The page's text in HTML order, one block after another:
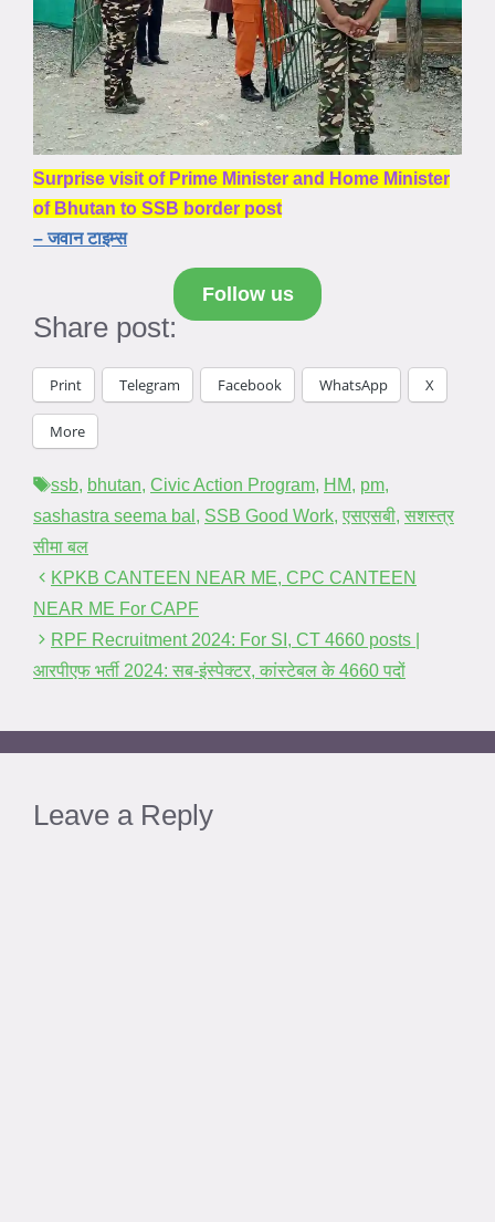
Surprise visit of Prime Minister and Home Minister
of Bhutan to SSB border post
– जवान टाइम्स
Follow us
Share post:
Print Telegram Facebook WhatsApp X
More
Tags
ssb, bhutan, Civic Action Program, HM, pm,
sashastra seema bal , SSB Good Work, एसएसबी, सशस्त्र
सीमा बल
KPKB CANTEEN NEAR ME, CPC CANTEEN
NEAR ME For CAPF
RPF Recruitment 2024: For SI, CT 4660 posts |
आरपीएफ भर्ती 2024: सब-इंस्पेक्टर, कांस्टेबल के 4660 पदों
Leave a Reply